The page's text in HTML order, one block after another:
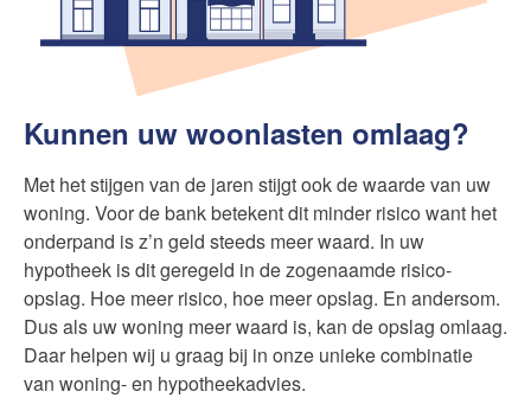
Kunnen uw woonlasten omlaag?
Met het stijgen van de jaren stijgt ook de waarde van uw
woning. Voor de bank betekent dit minder risico want het
onderpand is z’n geld steeds meer waard. In uw
hypotheek is dit geregeld in de zogenaamde risico-
opslag. Hoe meer risico, hoe meer opslag. En andersom.
Dus als uw woning meer waard is, kan de opslag omlaag.
Daar helpen wij u graag bij in onze unieke combinatie
van woning- en hypotheekadvies.